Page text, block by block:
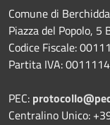
Comune di Berchidda
Piazza del Popolo,
Codice Fiscale:
Partita IVA:
PEC:
Centralino Unico: